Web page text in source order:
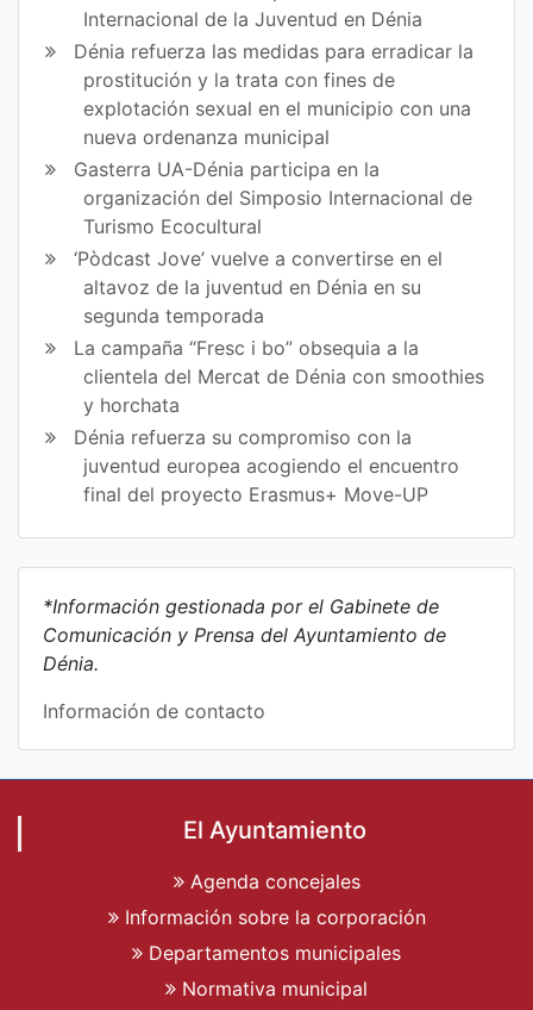
Internacional de la Juventud en Dénia
Dénia refuerza las medidas para erradicar la
prostitución y la trata con fines de
explotación sexual en el municipio con una
nueva ordenanza municipal
Gasterra UA-Dénia participa en la
organización del Simposio Internacional de
Turismo Ecocultural
‘Pòdcast Jove’ vuelve a convertirse en el
altavoz de la juventud en Dénia en su
segunda temporada
La campaña “Fresc i bo” obsequia a la
clientela del Mercat de Dénia con smoothies
y horchata
Dénia refuerza su compromiso con la
juventud europea acogiendo el encuentro
final del proyecto Erasmus+ Move-UP
*Información gestionada por el Gabinete de
Comunicación y Prensa del Ayuntamiento de
Dénia.
Información de contacto
El Ayuntamiento
Agenda concejales
Información sobre la corporación
Departamentos municipales
Normativa municipal